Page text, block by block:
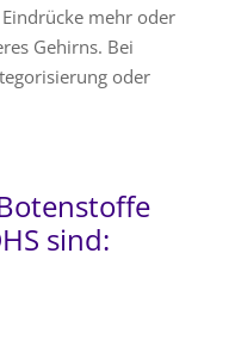
mehr oder
Gehirns. Bei
oder
sind: